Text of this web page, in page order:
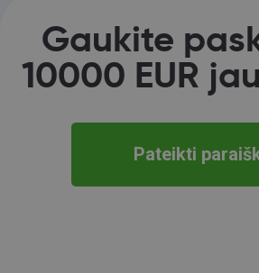
Gaukite
10000 EUR
Pateikti